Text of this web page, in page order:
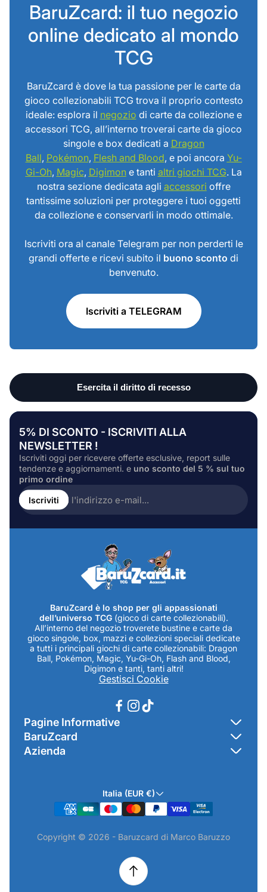
BaruZcard: il tuo negozio
online dedicato al mondo
TCG
BaruZcard è dove la tua passione per le carte da
gioco collezionabili TCG trova il proprio contesto
ideale: esplora il negozio di carte da collezione e
accessori TCG, all’interno troverai carte da gioco
singole e box dedicati a Dragon
Ball, Pokémon, Flesh and Blood, e poi ancora Yu-
Gi-Oh, Magic, Digimone tanti altri giochi TCG. La
nostra sezione dedicata agli accessori offre
tantissime soluzioni per proteggere i tuoi oggetti
da collezione e conservarli in modo ottimale.
Iscriviti ora al canale Telegram per non perderti le
grandi offerte e ricevi subito il buono sconto di
benvenuto.
Iscriviti a TELEGRAM
5% DI SCONTO - ISCRIVITI ALLA
NEWSLETTER !
Iscriviti oggi per ricevere offerte esclusive, report sulle
tendenze e aggiornamenti. e uno sconto del 5 % sul tuo
primo ordine
Inserire
l'indirizzo
e-
Iscriviti
BaruZcard è lo shop per gli appassionati
dell’universo TCG (gioco di carte collezionabili).
All’interno del negozio troverete bustine e carte da
gioco singole, box, mazzi e collezioni speciali dedicate
a tutti i principali giochi di carte collezionabili: Dragon
Ball, Pokémon, Magic, Yu-Gi-Oh, Flash and Blood,
Digimon e tanti, tanti altri!
Gestisci Cookie
Pagine Informative
Contatti
Termini & Condizioni
Informativa Prodotti ExtraEU
BaruZcard
Chi-sono
Scopri il Negozio Fisico !
Azienda
Indirizzo Negozio: Via Luigi Valentini 1a Traversa - SNC
19021 Arcola (SP)
P.IVA.: 01520250117
Telefono/Whatsapp: 3288853914
Italia (EUR €)
Copyright © 2026 - Baruzcard di Marco Baruzzo